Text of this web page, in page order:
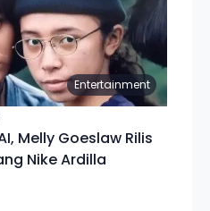
Entertainment
Melly Goeslaw Rilis
Nike Ardilla